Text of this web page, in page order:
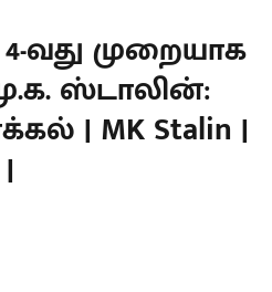
வது முறையாக
ஸ்டாலின்:
| MK Stalin |